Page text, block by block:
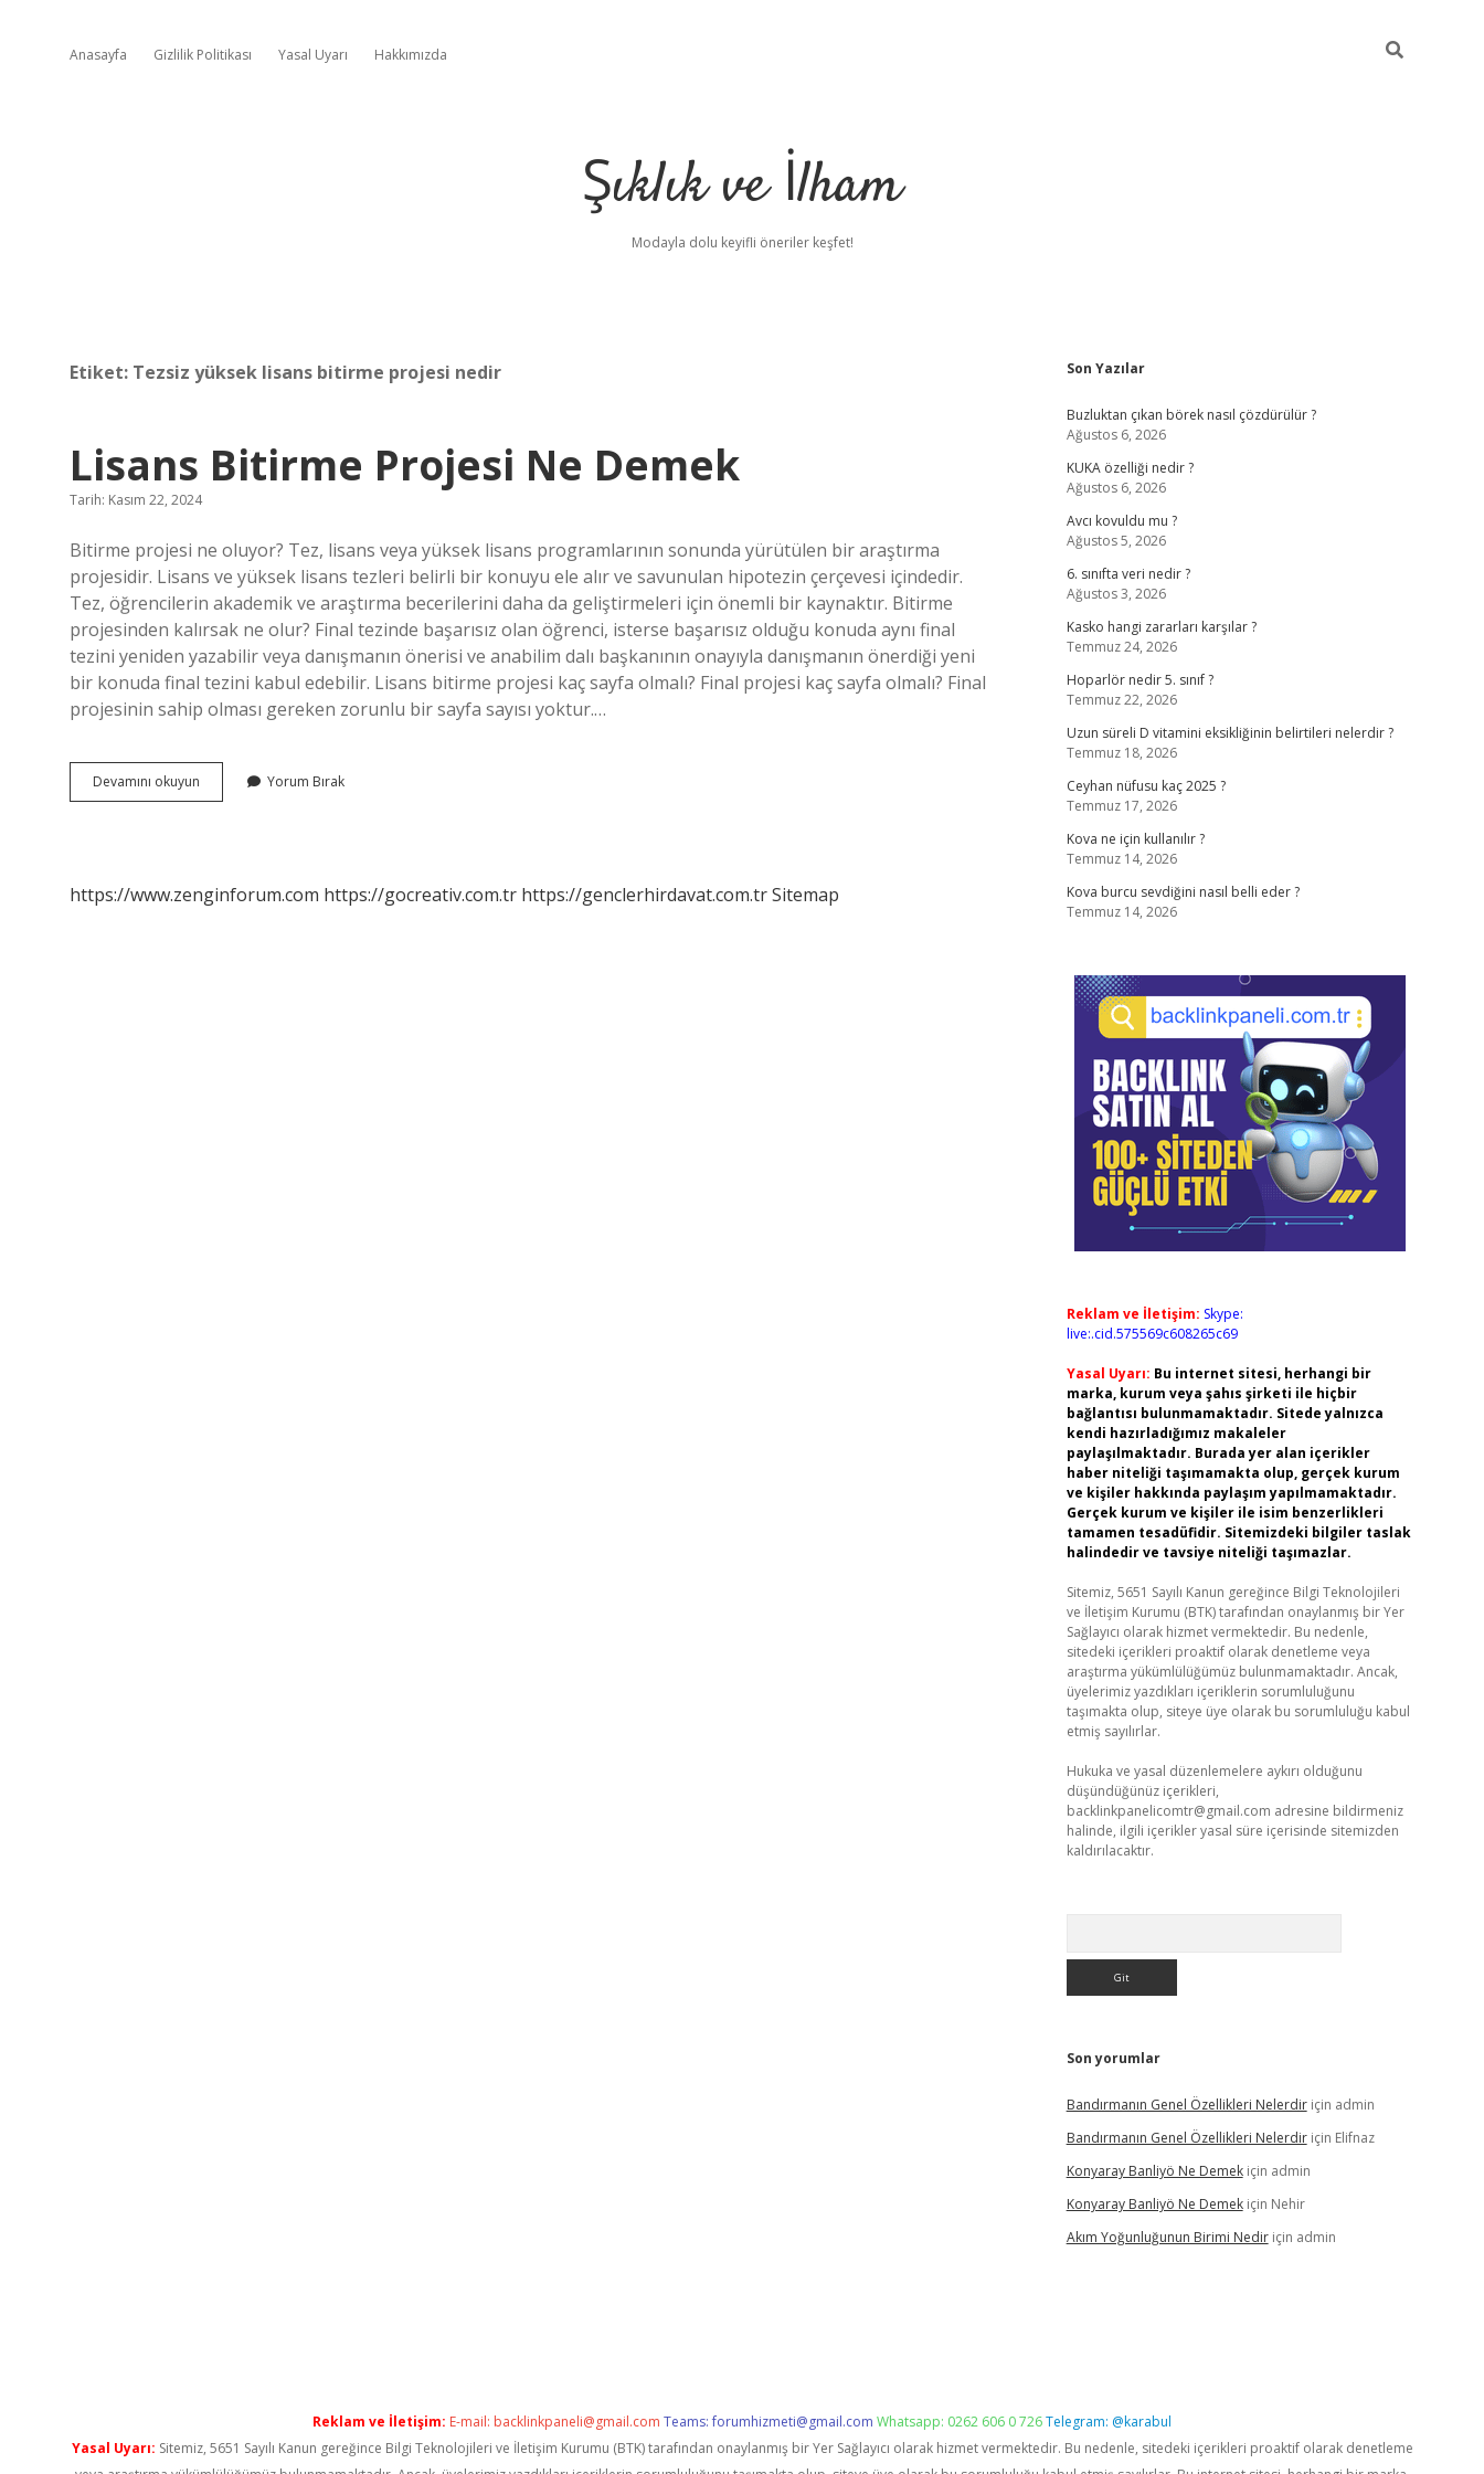
Anasayfa Gizlilik Politikası Yasal Uyarı Hakkımızda
Şıklık ve İlham
Modayla dolu keyifli öneriler keşfet!
Etiket: Tezsiz yüksek lisans bitirme projesi nedir
Lisans Bitirme Projesi Ne Demek
Tarih: Kasım 22, 2024
Bitirme projesi ne oluyor? Tez, lisans veya yüksek lisans programlarının sonunda yürütülen bir araştırma
projesidir. Lisans ve yüksek lisans tezleri belirli bir konuyu ele alır ve savunulan hipotezin çerçevesi içindedir.
Tez, öğrencilerin akademik ve araştırma becerilerini daha da geliştirmeleri için önemli bir kaynaktır. Bitirme
projesinden kalırsak ne olur? Final tezinde başarısız olan öğrenci, isterse başarısız olduğu konuda aynı final
tezini yeniden yazabilir veya danışmanın önerisi ve anabilim dalı başkanının onayıyla danışmanın önerdiği yeni
bir konuda final tezini kabul edebilir. Lisans bitirme projesi kaç sayfa olmalı? Final projesi kaç sayfa olmalı? Final
projesinin sahip olması gereken zorunlu bir sayfa sayısı yoktur.…
Devamını okuyun
Bitirme
Yorum Bırak
https://www.zenginforum.com https://gocreativ.com.tr https://genclerhirdavat.com.trSitemap
Sidebar
Son Yazılar
Buzluktan çıkan börek nasıl çözdürülür ?
Ağustos 6, 2026
KUKA özelliği nedir ?
Ağustos 6, 2026
Avcı kovuldu mu ?
Ağustos 5, 2026
6. sınıfta veri nedir ?
Ağustos 3, 2026
Kasko hangi zararları karşılar ?
Temmuz 24, 2026
Hoparlör nedir 5. sınıf ?
Temmuz 22, 2026
Uzun süreli D vitamini eksikliğinin belirtileri nelerdir ?
Temmuz 18, 2026
Ceyhan nüfusu kaç 2025 ?
Temmuz 17, 2026
Kova ne için kullanılır ?
Temmuz 14, 2026
Kova burcu sevdiğini nasıl belli eder ?
Temmuz 14, 2026
Reklam ve İletişim: Skype:
live:.cid.575569c608265c69
Yasal Uyarı: Bu internet sitesi, herhangi bir
marka, kurum veya şahıs şirketi ile hiçbir
bağlantısı bulunmamaktadır. Sitede yalnızca
kendi hazırladığımız makaleler
paylaşılmaktadır. Burada yer alan içerikler
haber niteliği taşımamakta olup, gerçek kurum
ve kişiler hakkında paylaşım yapılmamaktadır.
Gerçek kurum ve kişiler ile isim benzerlikleri
tamamen tesadüfidir. Sitemizdeki bilgiler taslak
halindedir ve tavsiye niteliği taşımazlar.
Sitemiz, 5651 Sayılı Kanun gereğince Bilgi Teknolojileri
ve İletişim Kurumu (BTK) tarafından onaylanmış bir Yer
Sağlayıcı olarak hizmet vermektedir. Bu nedenle,
sitedeki içerikleri proaktif olarak denetleme veya
araştırma yükümlülüğümüz bulunmamaktadır. Ancak,
üyelerimiz yazdıkları içeriklerin sorumluluğunu
taşımakta olup, siteye üye olarak bu sorumluluğu kabul
etmiş sayılırlar.
Hukuka ve yasal düzenlemelere aykırı olduğunu
düşündüğünüz içerikleri,
backlinkpanelicomtr@gmail.com adresine bildirmeniz
halinde, ilgili içerikler yasal süre içerisinde sitemizden
kaldırılacaktır.
Son yorumlar
Bandırmanın Genel Özellikleri Nelerdiriçin admin
Bandırmanın Genel Özellikleri Nelerdiriçin Elifnaz
Konyaray Banliyö Ne Demekiçin admin
Konyaray Banliyö Ne Demekiçin Nehir
Akım Yoğunluğunun Birimi Nediriçin admin
Reklam ve İletişim: E-mail: backlinkpaneli@gmail.com Teams:forumhizmeti@gmail.com Whatsapp: 0262 606 0 726Telegram: @karabul
Yasal Uyarı: Sitemiz, 5651 Sayılı Kanun gereğince Bilgi Teknolojileri ve İletişim Kurumu (BTK) tarafından onaylanmış bir Yer Sağlayıcı olarak hizmet vermektedir. Bu nedenle, sitedeki içerikleri proaktif olarak denetleme